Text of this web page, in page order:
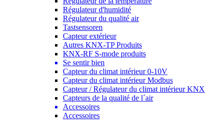
Régulateur d'humidité
Régulateur du qualité air
Tastsensoren
Capteur extérieur
Autres KNX-TP Produits
KNX-RF S-mode produits
Se sentir bien
Capteur du climat intérieur 0-10V
Capteur du climat intérieur Modbus
Capteur / Régulateur du climat intérieur KNX
Capteurs de la qualité de l´air
Accessoires
Accessoires